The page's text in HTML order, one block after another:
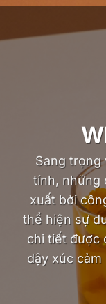
Sang trọng
tính, những
xuất bởi
thể hiện sự
chi tiết được
dậy xúc